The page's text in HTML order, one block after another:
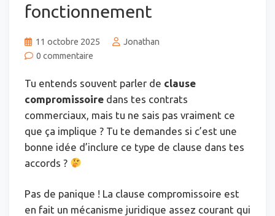
fonctionnement
11 octobre 2025
Jonathan
0 commentaire
Tu entends souvent parler de clause
compromissoire dans tes contrats
commerciaux, mais tu ne sais pas vraiment ce
que ça implique ? Tu te demandes si c’est une
bonne idée d’inclure ce type de clause dans tes
accords ?
Pas de panique ! La clause compromissoire est
en fait un mécanisme juridique assez courant qui